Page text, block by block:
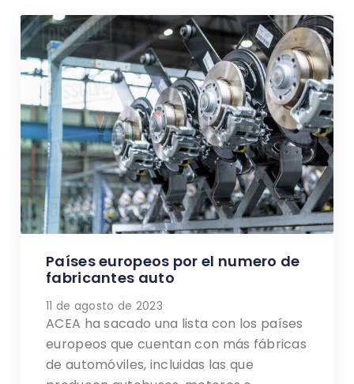
Países europeos por el numero de
fabricantes auto
11 de agosto de 2023
ACEA ha sacado una lista con los países
europeos que cuentan con más fábricas
de automóviles, incluidas las que